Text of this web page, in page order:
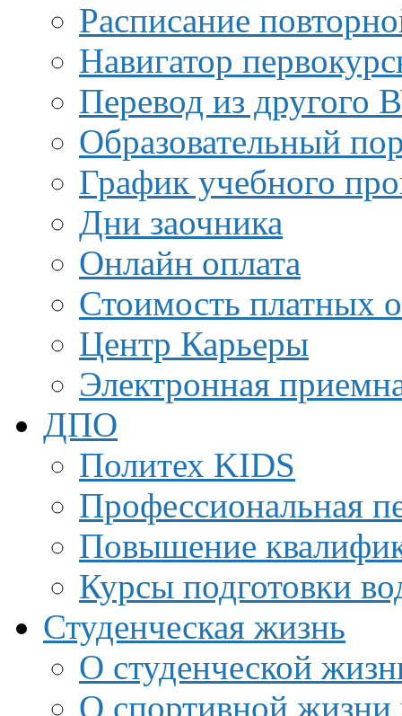
Расписание
Навигатор
Перевод из другого
Образовательный
График учебного
Дни заочника
Онлайн оплата
Стоимость платных
Центр Карьеры
Электронная
ДПО
Политех KIDS
Профессиональная
Повышение
Курсы подготовки
Студенческая жизнь
О студенческой
О спортивной жизни